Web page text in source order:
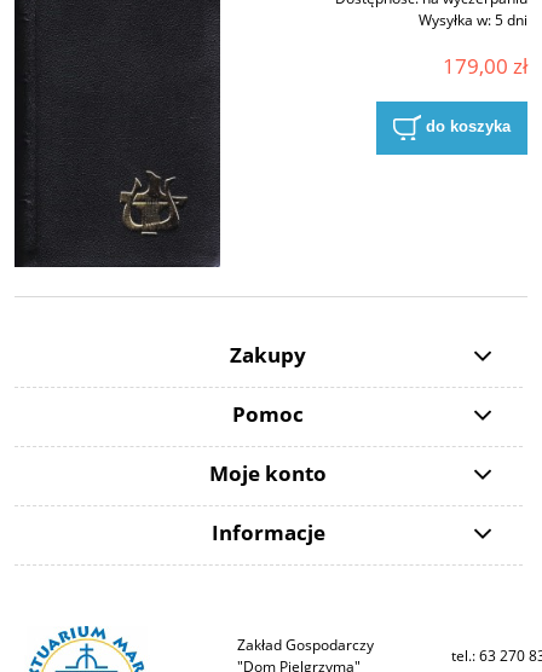
Wysyłka w:5 dni
179,00 zł
do koszyka
Zakupy
Pomoc
Moje konto
Informacje
Zakład Gospodarczy
"Dom Pielgrzyma"
tel.: 63 270